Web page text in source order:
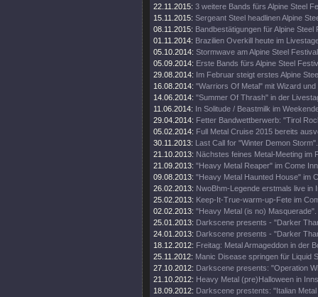
22.11.2015: 3 weitere Bands fürs Alpine Steel
15.11.2015: Sergeant Steel headlinen Alpine
08.11.2015: Bandbestätigungen für Alpine Steel
01.11.2014: Brazilien Overkill heute im
05.10.2014: Stormwave am Alpine Steel
05.09.2014: Erste Bands fürs Alpine Steel
29.08.2014: Im Februar steigt erstes Alpine
16.08.2014: "Warriors Of Metal" mit Wizard und
14.06.2014: "Summer Of Thrash" in der
11.06.2014: In Solitude / Beastmilk im
29.04.2014: Fetter Bandwettberwerb: "Tirol
05.02.2014: Full Metal Cruise 2015 bereits
30.11.2013: Last Call for "Winter Demon Storm".
21.10.2013: Nächstes feines Metal-Meeting im
21.09.2013: "Heavy Metal Reaper" im Come
09.08.2013: "Heavy Metal Haunted House" im
26.02.2013: NwoBhm-Legende erstmals live in
25.02.2013: Keep-It-True-warm-up-Fete im
02.02.2013: "Heavy Metal (is no) Masquerade".
25.01.2013: Darkscene presents - "Darker
24.01.2013: Darkscene presents - "Darker
18.12.2012: Freitag: Metal Armageddon in der
25.11.2012: Manic Disease springen für Liquid
27.10.2012: Darkscene presents: "Operation
21.10.2012: Heavy Metal (pre)Halloween in
18.09.2012: Darkscene prestents: "Italian